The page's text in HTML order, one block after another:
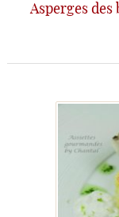
Asperges des